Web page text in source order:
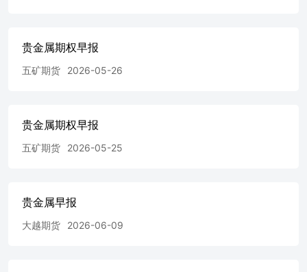
贵金属期权早报
五矿期货 2026-05-26
贵金属期权早报
五矿期货 2026-05-25
贵金属早报
大越期货 2026-06-09